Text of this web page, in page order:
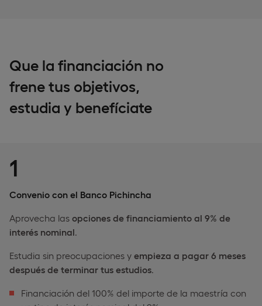
Que la financiación no
frene tus objetivos,
estudia y benefíciate
1
Convenio con el Banco Pichincha
Aprovecha las opciones de financiamiento al 9% de
interés nominal.
Estudia sin preocupaciones y empieza a pagar 6 meses
después de terminar tus estudios.
Financiación del 100% del importe de la maestría con